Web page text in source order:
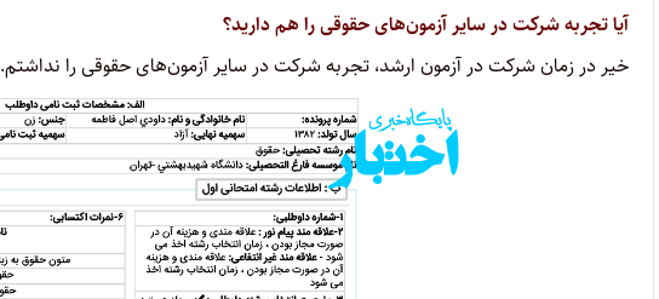
آیا تجربه شرکت در سایر آزمون‌های حقوقی را هم دارید؟
خیر در زمان شرکت در آزمون ارشد، تجربه شرکت در سایر آزمون‌های حقوقی را نداشتم.